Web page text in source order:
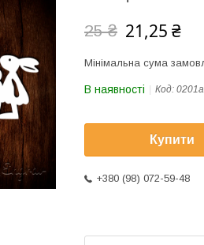
25 ₴ 21,25 ₴
Мінімальна сума
В наявності Код: 0201a
Купити
+380 (98) 072-59-48